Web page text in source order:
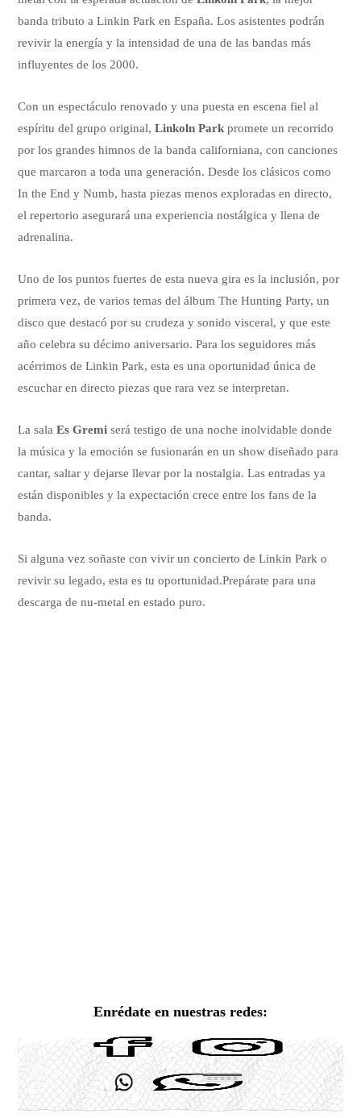
banda tributo a Linkin Park en España. Los asistentes podrán
revivir la energía y la intensidad de una de las bandas más
influyentes de los 2000.
Con un espectáculo renovado y una puesta en escena fiel al
espíritu del grupo original,Linkoln Park promete un recorrido
por los grandes himnos de la banda californiana, con canciones
que marcaron a toda una generación. Desde los clásicos como
In the End y Numb, hasta piezas menos exploradas en directo,
el repertorio asegurará una experiencia nostálgica y llena de
adrenalina.
Uno de los puntos fuertes de esta nueva gira es la inclusión, por
primera vez, de varios temas del álbum The Hunting Party, un
disco que destacó por su crudeza y sonido visceral, y que este
año celebra su décimo aniversario. Para los seguidores más
acérrimos de Linkin Park, esta es una oportunidad única de
escuchar en directo piezas que rara vez se interpretan.
La salaEs Gremi será testigo de una noche inolvidable donde
la música y la emoción se fusionarán en un show diseñado para
cantar, saltar y dejarse llevar por la nostalgia. Las entradas ya
están disponibles y la expectación crece entre los fans de la
banda.
Si alguna vez soñaste con vivir un concierto de Linkin Park o
revivir su legado, esta es tu oportunidad.Prepárate para una
descarga de nu-metal en estado puro.
Enrédate en nuestras redes: